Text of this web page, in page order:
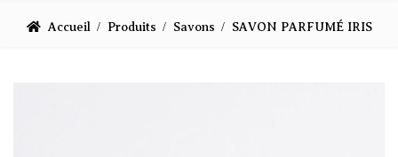
Accueil Produits Savons SAVON PARFUMÉ IRIS